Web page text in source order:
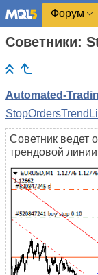
Форум
Советники:
Automated-
Советник ведет
трендовой